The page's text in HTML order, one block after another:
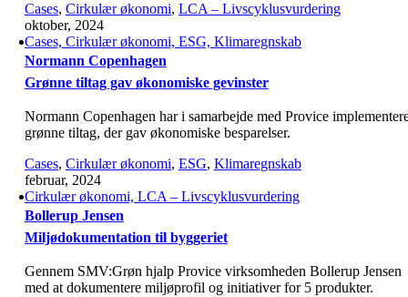
Cases, Cirkulær økonomi, LCA – Livscyklusvurdering
oktober, 2024
Cases, Cirkulær økonomi, ESG, Klimaregnskab
Normann Copenhagen
Grønne tiltag gav økonomiske gevinster
Normann Copenhagen har i samarbejde med Provice
grønne tiltag, der gav økonomiske besparelser.
Cases, Cirkulær økonomi, ESG, Klimaregnskab
februar, 2024
Cirkulær økonomi, LCA – Livscyklusvurdering
Bollerup Jensen
Miljødokumentation til byggeriet
Gennem SMV:Grøn hjalp Provice virksomheden Bollerup Jensen
med at dokumentere miljøprofil og initiativer for 5 produkter.